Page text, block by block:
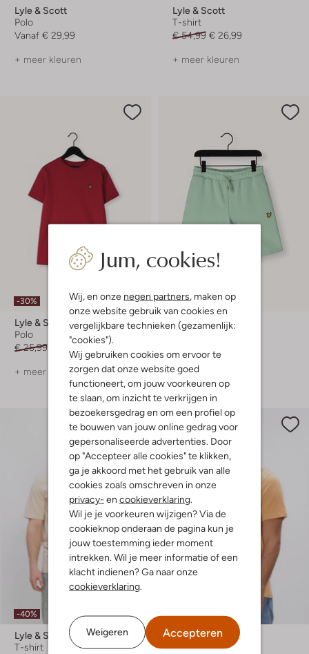
Jum, cookies!
Wij, en onze negen partners , maken op
onze website gebruik van cookies en
vergelijkbare technieken (gezamenlijk:
"cookies").
Wij gebruiken cookies om ervoor te
zorgen dat onze website goed
functioneert, om jouw voorkeuren op
te slaan, om inzicht te verkrijgen in
bezoekersgedrag en om een profiel op
te bouwen van jouw online gedrag voor
gepersonaliseerde advertenties. Door
op "Accepteer alle cookies" te klikken,
ga je akkoord met het gebruik van alle
cookies zoals omschreven in onze
privacy- en cookieverklaring
Wil je je voorkeuren wijzigen? Via de
cookieknop onderaan de pagina kun je
jouw toestemming ieder moment
intrekken. Wil je meer informatie of een
klacht indienen? Ga naar onze
cookieverklaring
Weigeren Accepteren
Lyle & Scott
Polo
Vanaf € 29,99
+ meer kleuren
Lyle & Scott
T-shirt
€ 54,99 € 26,99
+ meer kleuren
-30%
Lyle & Scott
Polo
€ 25,99
€ 17,99
+ meer kleuren
-30%
Lyle & Scott
Korte broek
+ meer kleuren
-40%
Lyle & Scott
T-shirt
-30%
Lyle & Scott
T-shirt